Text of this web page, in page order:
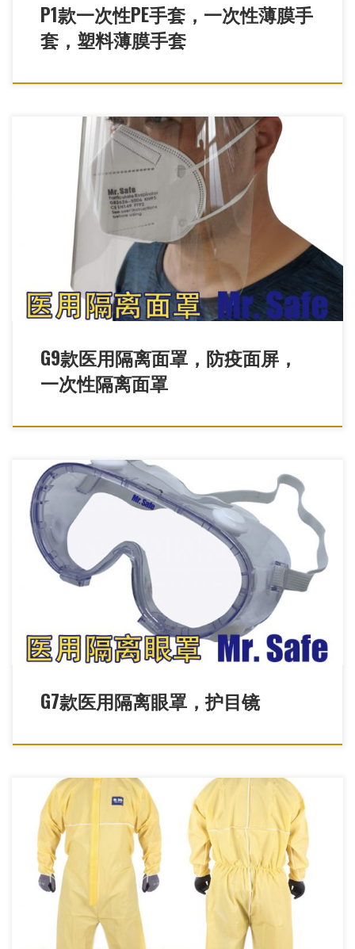
P1款一次性PE手套，一次性薄膜手
套，塑料薄膜手套
G9 医用隔离面罩/防疫面罩，face shield，医用隔离面屏，防疫面
屏，一次性隔离面罩
G9款医用隔离面罩，防疫面屏，
一次性隔离面罩
G7 医用隔离眼罩/防疫护目镜，医用护目镜，防疫眼罩，医用眼镜
高效防护各种化学品、体液、血液、病菌等防疫护目镜
G7款医用隔离眼罩，护目镜
C6卓越款覆膜连体防护服，耐酸碱防护服，连体防护服，防疫服，
猪瘟疫防护服，一次性连体服，粉尘防护服，防疫连体服，新冠防
护服